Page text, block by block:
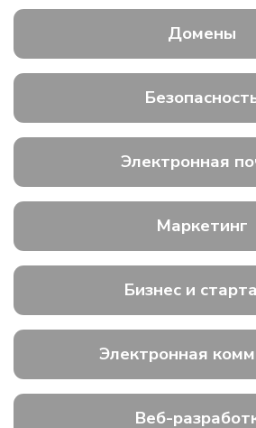
Домены
Электронная
Маркетинг
Бизнес и
Электронная
Веб-